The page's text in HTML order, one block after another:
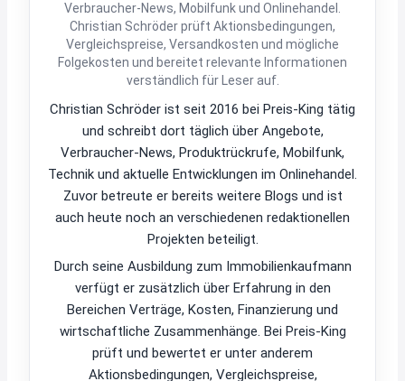
Verbraucher-News, Mobilfunk und Onlinehandel.
Christian Schröder prüft Aktionsbedingungen,
Vergleichspreise, Versandkosten und mögliche
Folgekosten und bereitet relevante Informationen
verständlich für Leser auf.
Christian Schröder ist seit 2016 bei Preis-King tätig
und schreibt dort täglich über Angebote,
Verbraucher-News, Produktrückrufe, Mobilfunk,
Technik und aktuelle Entwicklungen im Onlinehandel.
Zuvor betreute er bereits weitere Blogs und ist
auch heute noch an verschiedenen redaktionellen
Projekten beteiligt.
Durch seine Ausbildung zum Immobilienkaufmann
verfügt er zusätzlich über Erfahrung in den
Bereichen Verträge, Kosten, Finanzierung und
wirtschaftliche Zusammenhänge. Bei Preis-King
prüft und bewertet er unter anderem
Aktionsbedingungen, Vergleichspreise,